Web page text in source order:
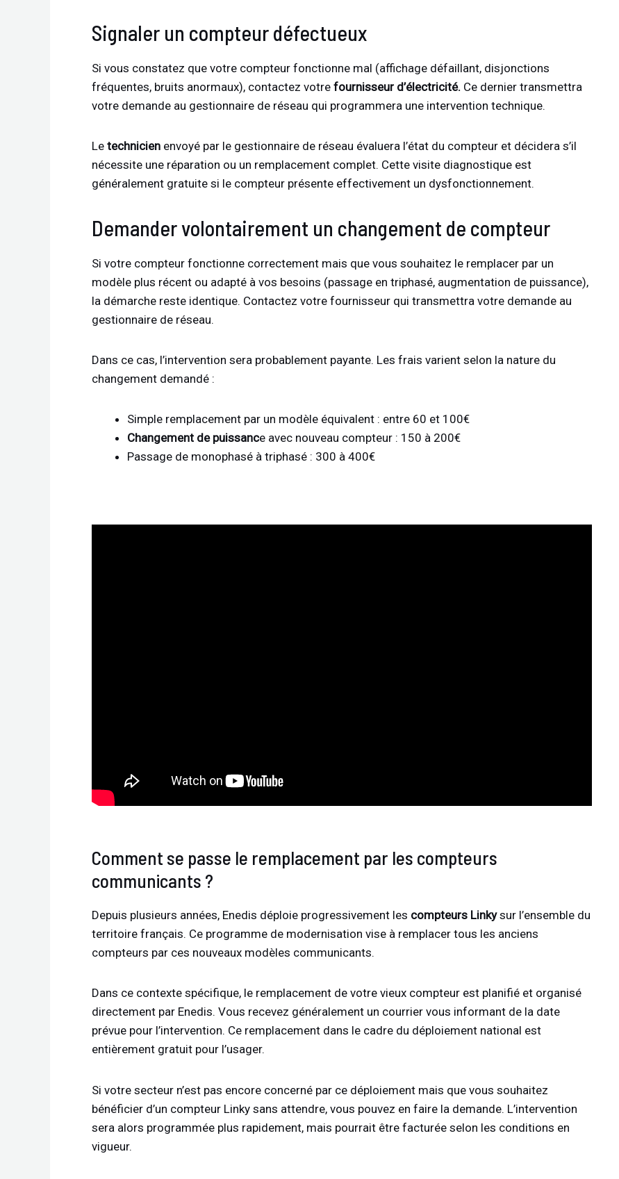
Signaler un compteur défectueux
Si vous constatez que votre compteur fonctionne mal (affichage défaillant, disjonctions
fréquentes, bruits anormaux), contactez votre fournisseur d’électricité. Ce dernier transmettra
votre demande au gestionnaire de réseau qui programmera une intervention technique.
Le technicien envoyé par le gestionnaire de réseau évaluera l’état du compteur et décidera s’il
nécessite une réparation ou un remplacement complet. Cette visite diagnostique est
généralement gratuite si le compteur présente effectivement un dysfonctionnement.
Demander volontairement un changement de compteur
Si votre compteur fonctionne correctement mais que vous souhaitez le remplacer par un
modèle plus récent ou adapté à vos besoins (passage en triphasé, augmentation de puissance),
la démarche reste identique. Contactez votre fournisseur qui transmettra votre demande au
gestionnaire de réseau.
Dans ce cas, l’intervention sera probablement payante. Les frais varient selon la nature du
changement demandé :
Simple remplacement par un modèle équivalent : entre 60 et 100€
Changement de puissance avec nouveau compteur : 150 à 200€
Passage de monophasé à triphasé : 300 à 400€
Comment se passe le remplacement par les compteurs
communicants ?
Depuis plusieurs années, Enedis déploie progressivement les compteurs Linkysur l’ensemble du
territoire français. Ce programme de modernisation vise à remplacer tous les anciens
compteurs par ces nouveaux modèles communicants.
Dans ce contexte spécifique, le remplacement de votre vieux compteur est planifié et organisé
directement par Enedis. Vous recevez généralement un courrier vous informant de la date
prévue pour l’intervention. Ce remplacement dans le cadre du déploiement national est
entièrement gratuit pour l’usager.
Si votre secteur n’est pas encore concerné par ce déploiement mais que vous souhaitez
bénéficier d’un compteur Linky sans attendre, vous pouvez en faire la demande. L’intervention
sera alors programmée plus rapidement, mais pourrait être facturée selon les conditions en
vigueur.